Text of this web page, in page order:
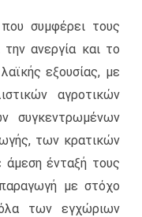
συμφέρει τους
ανεργία και το
εξουσίας, με
αγροτικών
συγκεντρωμένων
των κρατικών
ένταξή τους
με στόχο
των εγχώριων